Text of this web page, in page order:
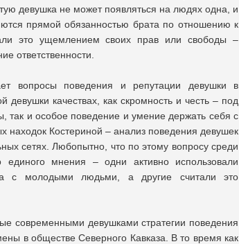
девушка не может появляться на людях одна, и
прямой обязанностью брата по отношению к
это ущемлением своих прав или свободы –
ответственности.
вопросы поведения и репутации девушки в
девушки качествах, как скромность и честь – под
так и особое поведение и умение держать себя с
Костериной – анализ поведения девушек
сетях. Любопытно, что по этому вопросу среди
мнения – одни активно использовали
с молодыми людьми, а другие считали это
современными девушками стратегии поведения
в обществе Северного Кавказа. В то время как